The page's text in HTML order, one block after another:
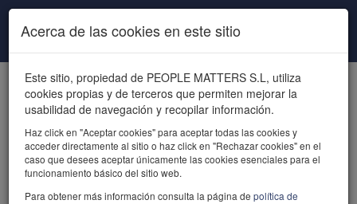
Pasar al contenido principal
powered by talent
Acerca de las cookies en este sitio
Este sitio, propiedad de PEOPLE MATTERS S.L, utiliza
cookies propias y de terceros que permiten mejorar la
usabilidad de navegación y recopilar información.
Haz click en "Aceptar cookies" para aceptar todas las cookies y
acceder directamente al sitio o haz click en "Rechazar cookies" en el
caso que desees aceptar únicamente las cookies esenciales para el
funcionamiento básico del sitio web.
Para obtener más información consulta la página de política de